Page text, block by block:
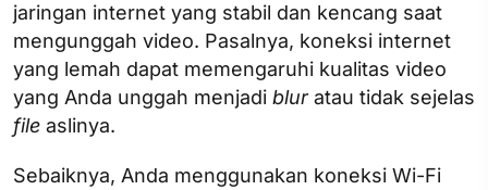
jaringan internet yang stabil dan kencang saat
mengunggah video. Pasalnya, koneksi internet
yang lemah dapat memengaruhi kualitas video
yang Anda unggah menjadi bluratau tidak sejelas
file aslinya.
Sebaiknya, Anda menggunakan koneksi Wi-Fi